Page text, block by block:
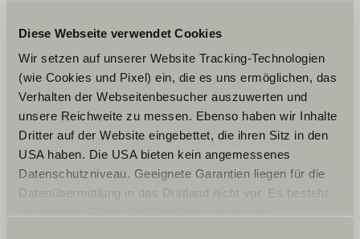
Diese Webseite verwendet Cookies
Wir setzen auf unserer Website Tracking-Technologien
(wie Cookies und Pixel) ein, die es uns ermöglichen, das
Verhalten der Webseitenbesucher auszuwerten und
unsere Reichweite zu messen. Ebenso haben wir Inhalte
Dritter auf der Website eingebettet, die ihren Sitz in den
USA haben. Die USA bieten kein angemessenes
Datenschutzniveau. Geeignete Garantien liegen für die
Datenübermittlung in das Drittland nicht vor. Es besteht
Jouw gewenste datum
Datum